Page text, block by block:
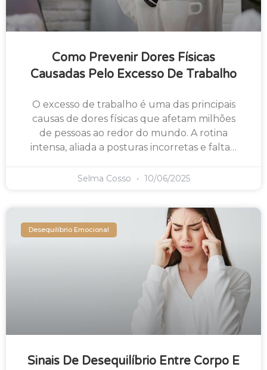
Como Prevenir Dores Físicas
Causadas Pelo Excesso De Trabalho
O excesso de trabalho é uma das principais
causas de dores físicas que afetam milhões
de pessoas ao redor do mundo. A rotina
intensa, aliada a posturas incorretas e falta…
Selma Cosso 10/06/2025
Desequilíbrio Emocional
Sinais De Desequilíbrio Entre Corpo E